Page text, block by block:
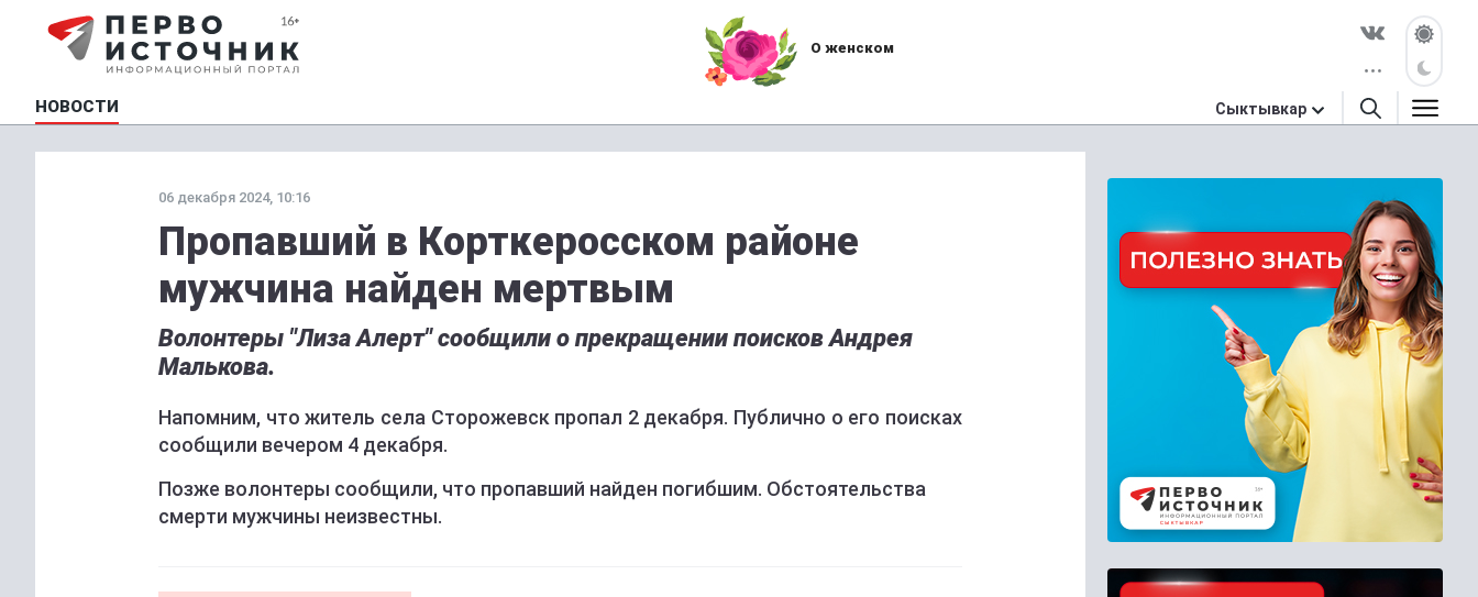
О женском
НОВОСТИ Сыктывкар
06 декабря 2024, 10:16
Пропавший в Корткеросском районе
мужчина найден мертвым
Волонтеры "Лиза Алерт" сообщили о прекращении поисков Андрея
Малькова.
Напомним, что житель села Сторожевск пропал 2 декабря. Публично о его поисках
сообщили вечером 4 декабря.
Позже волонтеры сообщили, что пропавший найден погибшим. Обстоятельства
смерти мужчины неизвестны.